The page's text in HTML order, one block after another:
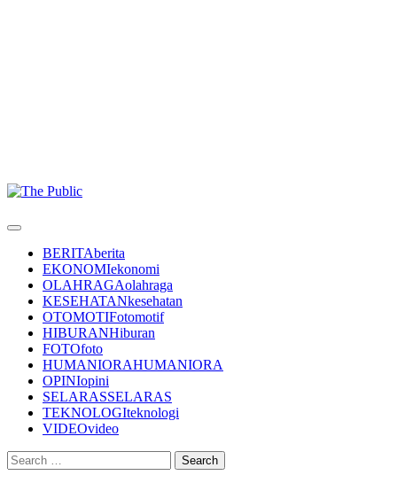
Primary
BERITAberita
EKONOMIekonomi
OLAHRAGAolahraga
KESEHATANkesehatan
OTOMOTIFotomotif
HIBURANHiburan
FOTOfoto
HUMANIORAHUMANIORA
OPINIopini
SELARASSELARAS
TEKNOLOGIteknologi
VIDEOvideo
Search
for: